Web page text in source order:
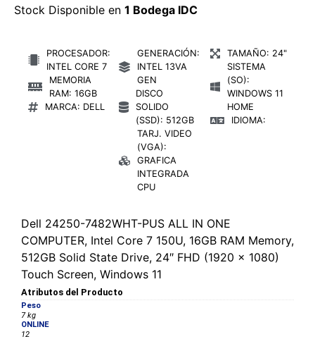
Stock Disponible en 1 Bodega IDC
PROCESADOR:
INTEL CORE 7
MEMORIA
RAM: 16GB
MARCA: DELL
GENERACIÓN:
INTEL 13VA
GEN
DISCO
SOLIDO
(SSD): 512GB
TARJ. VIDEO
(VGA):
GRAFICA
INTEGRADA
CPU
TAMAÑO: 24"
SISTEMA
(SO):
WINDOWS 11
HOME
IDIOMA:
Dell 24250-7482WHT-PUS ALL IN ONE
COMPUTER, Intel Core 7 150U, 16GB RAM Memory,
512GB Solid State Drive, 24″ FHD (1920 x 1080)
Touch Screen, Windows 11
Atributos del Producto
Peso
7 kg
ONLINE
12